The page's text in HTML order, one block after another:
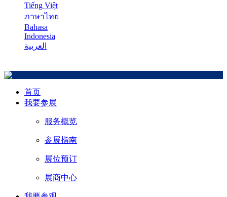
Tiếng Việt
ภาษาไทย
Bahasa
Indonesia
العربية
首页
我要参展
服务概览
参展指南
展位预订
展商中心